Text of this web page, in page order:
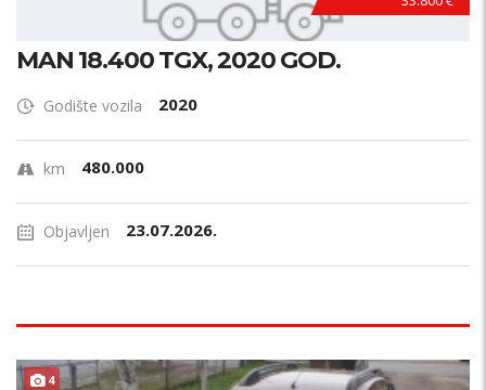
MAN 18.400 TGX, 2020 GOD.
Godište vozila 2020
km 480.000
Objavljen 23.07.2026.
4